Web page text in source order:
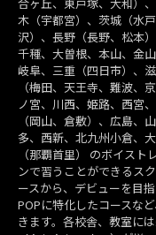
合ヶ丘、東戸塚、大和）
木（宇都宮）、茨城（水
沢）、長野（長野、松本
千種、大曽根、本山、金
岐阜、三重（四日市）、
（梅田、天王寺、難波、
ノ宮、川西、姫路、西宮
（岡山、倉敷）、広島、
多、西新、北九州小倉、
（那覇首里） のボイス
ンで習うことができるス
ースから、デビューを目
POPに特化したコースな
きます。各校舎、教室に